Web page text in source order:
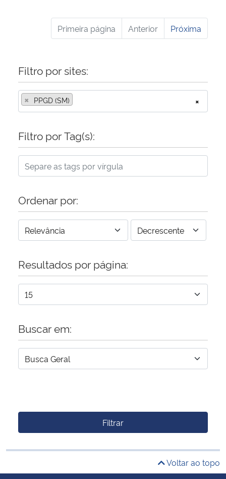
Primeira página Anterior Próxima
Filtro por sites:
×
× PPGD (SM)
Filtro por Tag(s):
Ordenar por:
Resultados por página:
Buscar em:
Filtrar
Voltar ao topo